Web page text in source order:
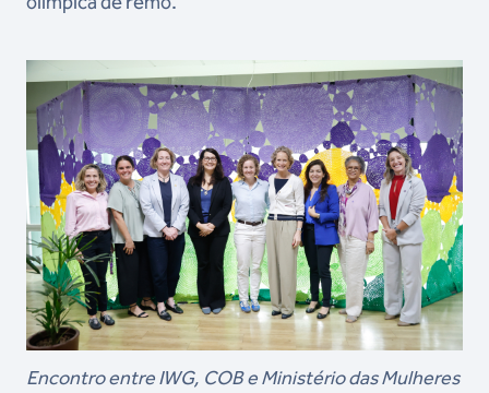
Encontro entre IWG, COB e Ministério das Mulheres